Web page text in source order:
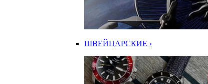
ШВЕЙЦАРСКИЕ ›